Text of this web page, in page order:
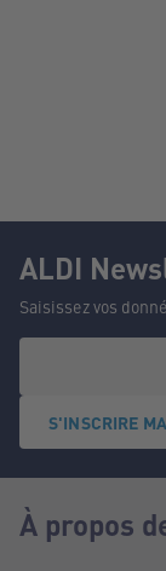
ALDI
Saisissez vos
S'INSCRIRE
À propos